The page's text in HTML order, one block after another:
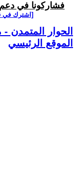
فشاركونا في دعم
[اشترك في
الحوار المتمدن -
الموقع الرئيسي